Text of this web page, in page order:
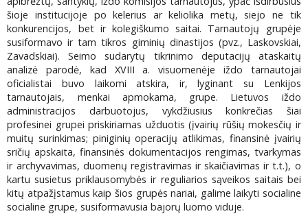
šioje institucijoje po kelerius ar keliolika metų, siejo ne tik
konkurencijos, bet ir kolegiškumo saitai. Tarnautojų grupėje
susiformavo ir tam tikros giminių dinastijos (pvz., Laskovskiai,
Zavadskiai). Seimo sudarytų tikrinimo deputacijų ataskaitų
analizė parodė, kad XVIII a. visuomenėje iždo tarnautojai
oficialistai buvo laikomi atskira, ir, lyginant su Lenkijos
tarnautojais, menkai apmokama, grupe. Lietuvos iždo
administracijos darbuotojus, vykdžiusius konkrečias šiai
profesinei grupei priskiriamas užduotis (įvairių rūšių mokesčių ir
muitų surinkimas; piniginių operacijų atlikimas, finansinė įvairių
sričių apskaita, finansinės dokumentacijos rengimas, tvarkymas
ir archyvavimas, duomenų registravimas ir skaičiavimas ir t.t.), o
kartu susietus priklausomybės ir reguliarios sąveikos saitais bei
kitų atpažįstamus kaip šios grupės nariai, galime laikyti socialine
socialine grupe, susiformavusia bajorų luomo viduje.